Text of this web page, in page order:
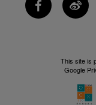
This site is
Google